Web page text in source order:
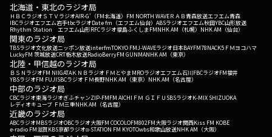
北海道・東北のラジオ局
ＨＢＣラジオＳＴＶラジオAIR-G'（FM北海道） FM NORTH WAVEＲＡＢ青森放送エフエム青森
IBCラジオエフエム岩手tbcラジオDate fm（エフエム仙台） ABSラジオエフエム秋田YBC山形放送
Rhythm Station エフエム山形RFCラジオ福島ふくしまFMNHK AM（札幌） NHK AM（仙台）
関東のラジオ局
TBSラジオ文化放送ニッポン放送interfmTOKYO FMJ-WAVEラジオ日本BAYFM78NACK5 ＦＭヨコハマ
LuckyFM 茨城放送CRT栃木放送RadioBerryFM GUNMANHK AM（東京）
北陸・甲信越のラジオ局
ＢＳＮラジオFM NIIGATAＫＮＢラジオ ＦＭとやまMROラジオエフエム石川FBCラジオFM福井
YBSラジオFM FUJISBCラジオ ＦＭ長野NHK AM（東京） NHK AM（名古屋）
中部のラジオ局
CBCラジオ東海ラジオぎふチャンZIP-FMFM AICHI ＦＭ ＧＩＦＵ SBSラジオK-MIX SHIZUOKA
レディオキューブ ＦＭ三重NHK AM（名古屋）
近畿のラジオ局
ABCラジオMBSラジオOBCラジオ大阪FM COCOLOFM802FM大阪ラジオ関西Kiss FM KOBE
e-radio FM滋賀KBS京都ラジオα-STATION FM KYOTOwbs和歌山放送NHK AM（大阪）